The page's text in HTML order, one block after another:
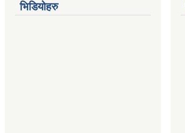
भिडियोहरु